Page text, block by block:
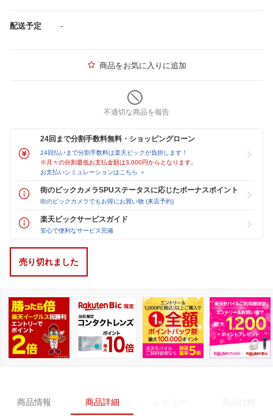
配送予定 -
商品をお気に入りに追加
不適切な商品を報告
24回まで分割手数料無料・ショッピングローン
24回払いまで分割手数料は楽天ビックが負担します！
※月々の分割最低お支払金額は3,000円からとなります。
お支払いシミュレーションはこちら ＞
街のビックカメラSPUステータスに応じたボーナスポイント
街のビックカメラでもお得にお買い物 (来店予約)
楽天ビックサービスガイド
安心で便利なサービス完備
売り切れました
商品情報 商品詳細